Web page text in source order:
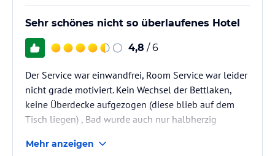
Sehr schönes nicht so überlaufenes Hotel
4,8 / 6
Der Service war einwandfrei, Room Service war leider
nicht grade motiviert. Kein Wechsel der Bettlaken,
keine Überdecke aufgezogen (diese blieb auf dem
Tisch liegen) , Bad wurde auch nur halbherzig
abwechslungsreich. Getränkeangebot bei all in leider
Mehr anzeigen